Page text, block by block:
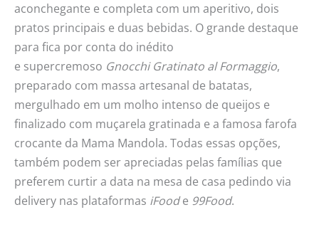
aconchegante e completa com um aperitivo, dois
pratos principais e duas bebidas. O grande destaque
para fica por conta do inédito
e supercremoso Gnocchi Gratinato al Formaggio,
preparado com massa artesanal de batatas,
mergulhado em um molho intenso de queijos e
finalizado com muçarela gratinada e a famosa farofa
crocante da Mama Mandola. Todas essas opções,
também podem ser apreciadas pelas famílias que
preferem curtir a data na mesa de casa pedindo via
delivery nas plataformas iFoode 99Food.